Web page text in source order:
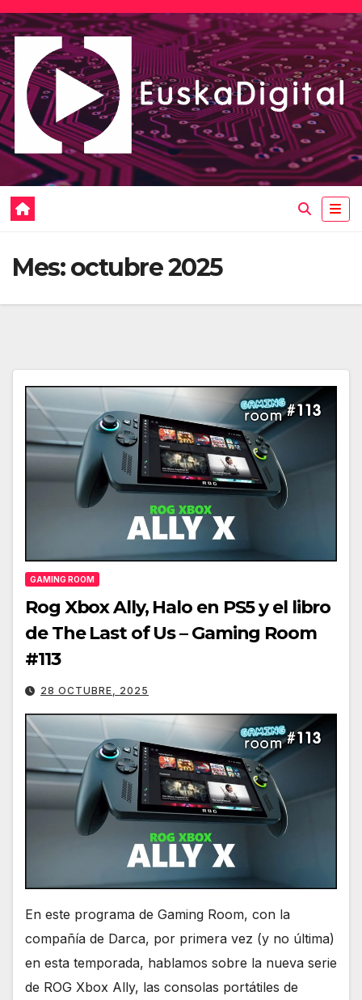
Saltar
al
contenido
Mes:octubre 2025
GAMING ROOM
Rog Xbox Ally, Halo en PS5 y el libro
de The Last of Us – Gaming Room
#113
28 OCTUBRE, 2025
En este programa de Gaming Room, con la
compañía de Darca, por primera vez (y no última)
en esta temporada, hablamos sobre la nueva serie
de ROG Xbox Ally, las consolas portátiles de